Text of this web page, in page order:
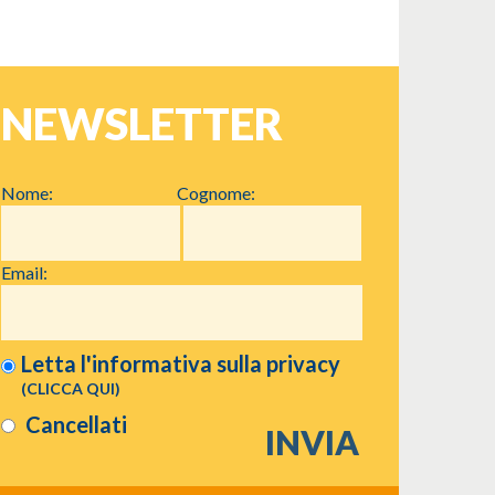
NEWSLETTER
Nome: Cognome:
Email:
Letta l'informativa sulla privacy
(CLICCA QUI)
Cancellati